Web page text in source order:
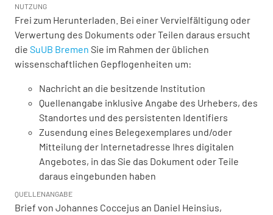
NUTZUNG
Frei zum Herunterladen. Bei einer Vervielfältigung oder
Verwertung des Dokuments oder Teilen daraus ersucht
die SuUB Bremen Sie im Rahmen der üblichen
wissenschaftlichen Gepflogenheiten um:
Nachricht an die besitzende Institution
Quellenangabe inklusive Angabe des Urhebers, des
Standortes und des persistenten Identifiers
Zusendung eines Belegexemplares und/oder
Mitteilung der Internetadresse Ihres digitalen
Angebotes, in das Sie das Dokument oder Teile
daraus eingebunden haben
QUELLENANGABE
Brief von Johannes Coccejus an Daniel Heinsius,